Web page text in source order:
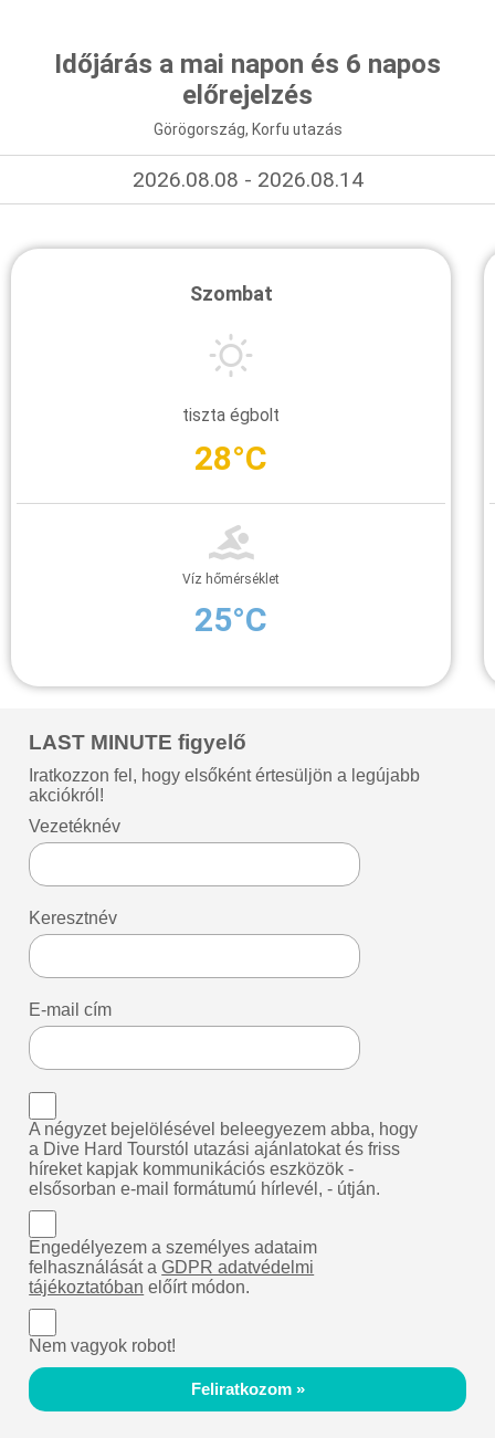
Időjárás a mai napon és 6 napos
előrejelzés
Görögország, Korfu utazás
2026.08.08 - 2026.08.14
Szombat
tiszta égbolt
28°C
Víz hőmérséklet
25°C
LAST MINUTE figyelő
Iratkozzon fel, hogy elsőként értesüljön a legújabb
akciókról!
Vezetéknév
Keresztnév
E-mail cím
A négyzet bejelölésével beleegyezem abba, hogy
a Dive Hard Tourstól utazási ajánlatokat és friss
híreket kapjak kommunikációs eszközök -
elsősorban e-mail formátumú hírlevél, - útján.
Engedélyezem a személyes adataim
felhasználását aGDPR adatvédelmi
tájékoztatóban előírt módon.
Nem vagyok robot!
Feliratkozom »